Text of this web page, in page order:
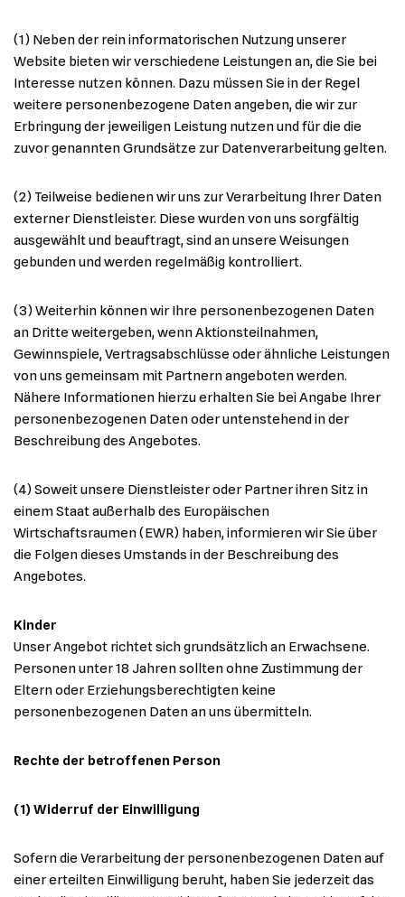
(1) Neben der rein informatorischen Nutzung unserer
Website bieten wir verschiedene Leistungen an, die Sie bei
Interesse nutzen können. Dazu müssen Sie in der Regel
weitere personenbezogene Daten angeben, die wir zur
Erbringung der jeweiligen Leistung nutzen und für die die
zuvor genannten Grundsätze zur Datenverarbeitung gelten.
(2) Teilweise bedienen wir uns zur Verarbeitung Ihrer Daten
externer Dienstleister. Diese wurden von uns sorgfältig
ausgewählt und beauftragt, sind an unsere Weisungen
gebunden und werden regelmäßig kontrolliert.
(3) Weiterhin können wir Ihre personenbezogenen Daten
an Dritte weitergeben, wenn Aktionsteilnahmen,
Gewinnspiele, Vertragsabschlüsse oder ähnliche Leistungen
von uns gemeinsam mit Partnern angeboten werden.
Nähere Informationen hierzu erhalten Sie bei Angabe Ihrer
personenbezogenen Daten oder untenstehend in der
Beschreibung des Angebotes.
(4) Soweit unsere Dienstleister oder Partner ihren Sitz in
einem Staat außerhalb des Europäischen
Wirtschaftsraumen (EWR) haben, informieren wir Sie über
die Folgen dieses Umstands in der Beschreibung des
Angebotes.
Kinder
Unser Angebot richtet sich grundsätzlich an Erwachsene.
Personen unter 18 Jahren sollten ohne Zustimmung der
Eltern oder Erziehungsberechtigten keine
personenbezogenen Daten an uns übermitteln.
Rechte der betroffenen Person
(1) Widerruf der Einwilligung
Sofern die Verarbeitung der personenbezogenen Daten auf
einer erteilten Einwilligung beruht, haben Sie jederzeit das